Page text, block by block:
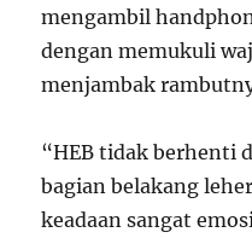
mengambil
dengan memukuli
menjambak
“HEB tidak berhenti
bagian belakang
keadaan sangat